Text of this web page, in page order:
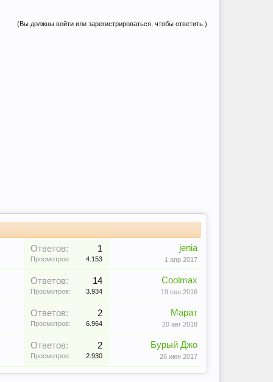
(Вы должны войти или зарегистрироваться, чтобы ответить.)
Ответов: 1
Просмотров: 4.153
jenia
1 апр 2017
Ответов: 14
Просмотров: 3.934
Coolmax
19 сен 2016
Ответов: 2
Просмотров: 6.964
Марат
20 авг 2018
Ответов: 2
Просмотров: 2.930
Бурый Джо
26 июн 2017